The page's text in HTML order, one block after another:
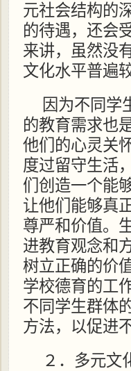
元社会结构的
的待遇，还会
来讲，虽然没
文化水平普遍
因为不同学
的教育需求也
他们的心灵关
度过留守生活
们创造一个能
让他们能够真
尊严和价值。
进教育观念和
树立正确的价
学校德育的工
不同学生群体
方法，以促进
２．多元文